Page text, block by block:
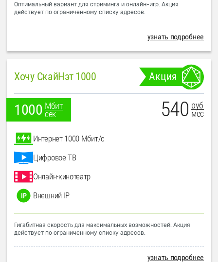
Оптимальный вариант для стриминга и онлайн-игр. Акция
действует по ограниченному списку адресов.
узнать подробнее
Хочу СкайНэт 1000 Акция
1000 Мбит
сек
540 руб
мес
Интернет 1000 Мбит/с
Цифровое ТВ
Онлайн-кинотеатр
Внешний IP
Гигабитная скорость для максимальных возможностей. Акция
действует по ограниченному списку адресов.
узнать подробнее